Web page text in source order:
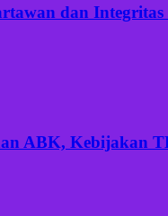
dan Integritas
ABK, Kebijakan